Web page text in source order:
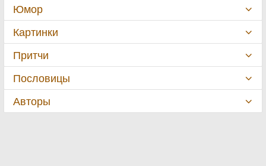
Юмор
Картинки
Притчи
Пословицы
Авторы